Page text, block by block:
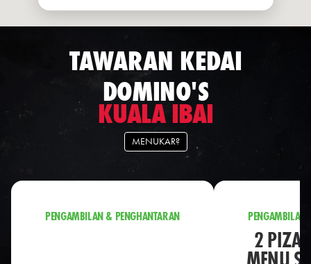
TAWARAN KEDAI
DOMINO'S
KUALA IBAI
MENUKAR?
PENGAMBILAN & PENGHANTARAN PENGAMBILAN
2 PIZA